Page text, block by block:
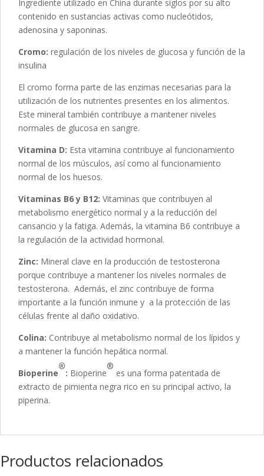
Ingrediente utilizado en China durante siglos por su alto
contenido en sustancias activas como nucleótidos,
adenosina y saponinas.
Cromo: regulación de los niveles de glucosa y función de la
insulina
El cromo forma parte de las enzimas necesarias para la
utilización de los nutrientes presentes en los alimentos.
Este mineral también contribuye a mantener niveles
normales de glucosa en sangre.
Vitamina D: Esta vitamina contribuye al funcionamiento
normal de los músculos, así como al funcionamiento
normal de los huesos.
Vitaminas B6 y B12: Vitaminas que contribuyen al
metabolismo energético normal y a la reducción del
cansancio y la fatiga. Además, la vitamina B6 contribuye a
la regulación de la actividad hormonal.
Zinc: Mineral clave en la producción de testosterona
porque contribuye a mantener los niveles normales de
testosterona. Además, el zinc contribuye de forma
importante a la función inmune y a la protección de las
células frente al daño oxidativo.
Colina: Contribuye al metabolismo normal de los lípidos y
a mantener la función hepática normal.
Bioperine
®
: Bioperine
®
es una forma patentada de
extracto de pimienta negra rico en su principal activo, la
piperina.
Productos relacionados